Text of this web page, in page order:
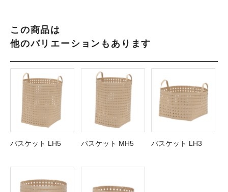
この商品は
他のバリエーションもあります
バスケット LH5 バスケット MH5 バスケット LH3